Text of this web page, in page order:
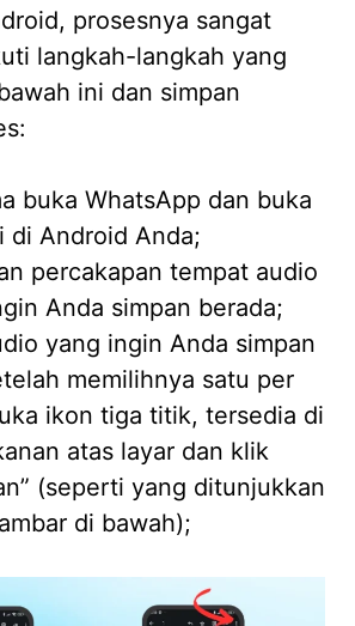
prosesnya sangat
langkah-langkah yang
ini dan simpan
buka WhatsApp dan buka
di Android Anda;
percakapan tempat audio
Anda simpan berada;
yang ingin Anda simpan
memilihnya satu per
ikon tiga titik, tersedia di
atas layar dan klik
(seperti yang ditunjukkan
di bawah);